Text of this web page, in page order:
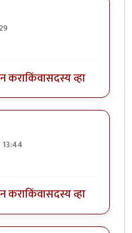
कराकिंवासदस्य व्हा
कराकिंवासदस्य व्हा